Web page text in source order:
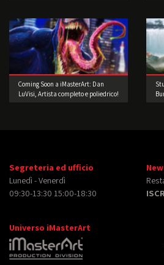
Coming Soon a iMasterArt: Dan
LuVisi, Artista completo e poliedrico!
Segreteria ed ufficio
Lunedì - Venerdì
09:30-13:30 15:00-18:30
Universo iMasterArt